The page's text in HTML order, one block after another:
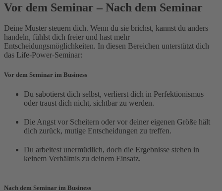
Vor dem Seminar – Nach dem Seminar
Deine Muster steuern dich. Wenn du sie brichst, kannst du anders
handeln, fühlst dich freier und hast mehr
Entscheidungsmöglichkeiten. In diesen Bereichen unterstützt dich
das Life-Power-Seminar:
Vor dem Seminar im Business
Du sabotierst dich selbst, verlierst dich in Perfektionismus
oder traust dich nicht, sichtbar zu werden.
Die Angst vor Scheitern oder vor deiner eigenen Größe hält
dich zurück, mutige Entscheidungen zu treffen.
Du arbeitest unermüdlich, doch die Ergebnisse stehen in
keinem Verhältnis zu deinem Einsatz.
Nach dem Seminar im Business